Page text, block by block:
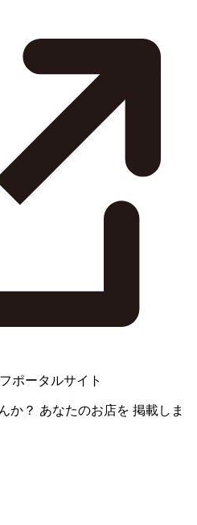
ポータルサイト
か？ あなたのお店を 掲載しま